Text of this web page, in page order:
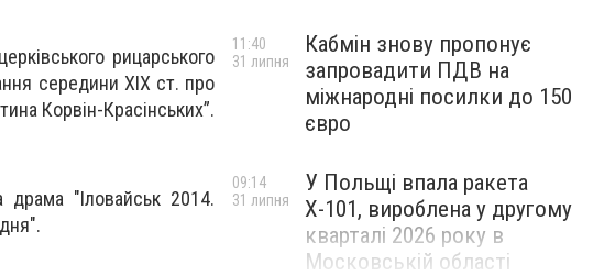
рицарського
середини XIX ст. про
Корвін-Красінських”.
"Іловайськ 2014.
Кабмін знову пропонує
запровадити ПДВ на
міжнародні посилки до 150
євро
11:40
31 липня
У Польщі впала ракета
Х-101, вироблена у другому
кварталі 2026 року в
Московській області
09:14
31 липня